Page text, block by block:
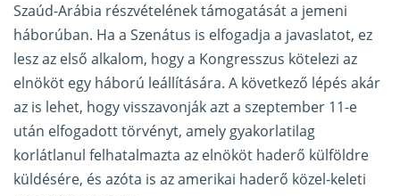
Szaúd-Arábia részvételének támogatását a jemeni
háborúban. Ha a Szenátus is elfogadja a javaslatot, ez
lesz az első alkalom, hogy a Kongresszus kötelezi az
elnököt egy háború leállítására. A következő lépés akár
az is lehet, hogy visszavonják azt a szeptember 11-e
után elfogadott törvényt, amely gyakorlatilag
korlátlanul felhatalmazta az elnököt haderő külföldre
küldésére, és azóta is az amerikai haderő közel-keleti